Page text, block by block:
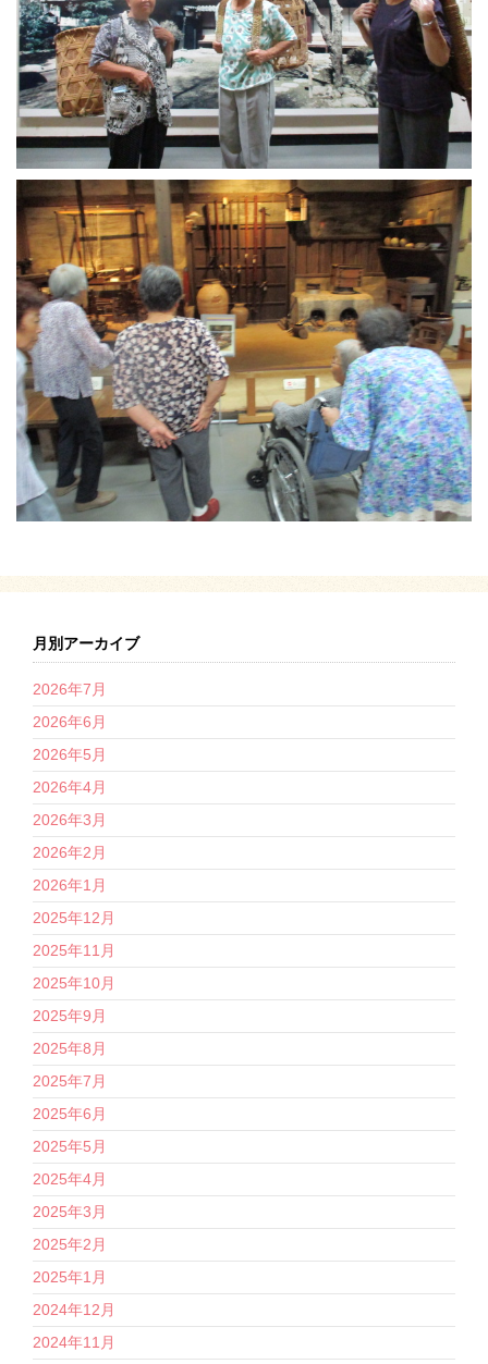
月別アーカイブ
2026年7月
2026年6月
2026年5月
2026年4月
2026年3月
2026年2月
2026年1月
2025年12月
2025年11月
2025年10月
2025年9月
2025年8月
2025年7月
2025年6月
2025年5月
2025年4月
2025年3月
2025年2月
2025年1月
2024年12月
2024年11月